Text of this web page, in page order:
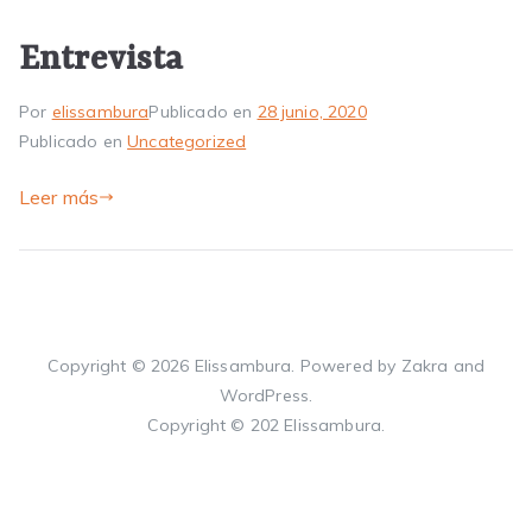
Entrevista
Por elissamburaPublicado en 28 junio, 2020
Publicado enUncategorized
Leer más
Copyright © 2026 Elissambura. Powered by Zakra and
WordPress.
Copyright © 202 Elissambura.